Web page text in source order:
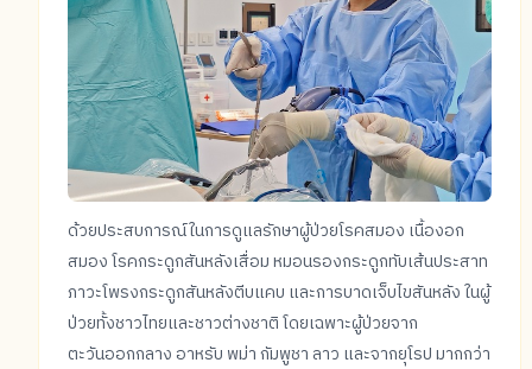
ด้วยประสบการณ์ในการดูแลรักษาผู้ป่วยโรคสมอง เนื้องอก
สมอง โรคกระดูกสันหลังเสื่อม หมอนรองกระดูกทับเส้นประสาท
ภาวะโพรงกระดูกสันหลังตีบแคบ และการบาดเจ็บไขสันหลัง ในผู้
ป่วยทั้งชาวไทยและชาวต่างชาติ โดยเฉพาะผู้ป่วยจาก
ตะวันออกกลาง อาหรับ พม่า กัมพูชา ลาว และจากยุโรป มากกว่า